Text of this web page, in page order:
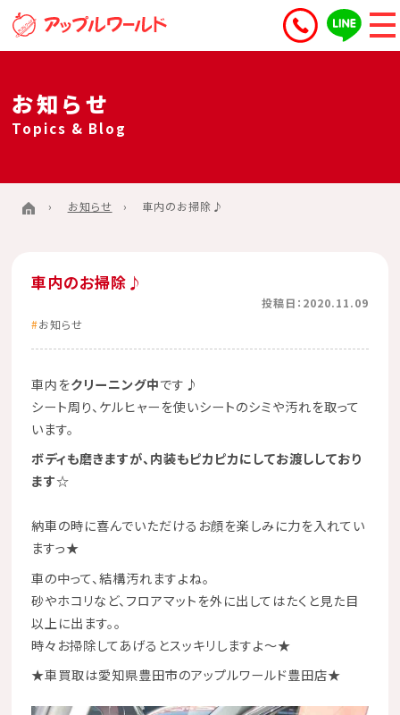
お知らせ
Topics & Blog
お知らせ 車内のお掃除♪
車内のお掃除♪
投稿日：2020.11.09
お知らせ
車内をクリーニング中です♪
シート周り、ケルヒャーを使いシートのシミや汚れを取って
います。
ボディも磨きますが、内装もピカピカにしてお渡ししており
ます☆
納車の時に喜んでいただけるお顔を楽しみに力を入れてい
ますっ★
車の中って、結構汚れますよね。
砂やホコリなど、フロアマットを外に出してはたくと見た目
以上に出ます。。
時々お掃除してあげるとスッキリしますよ～★
★車買取は愛知県豊田市のアップルワールド豊田店★